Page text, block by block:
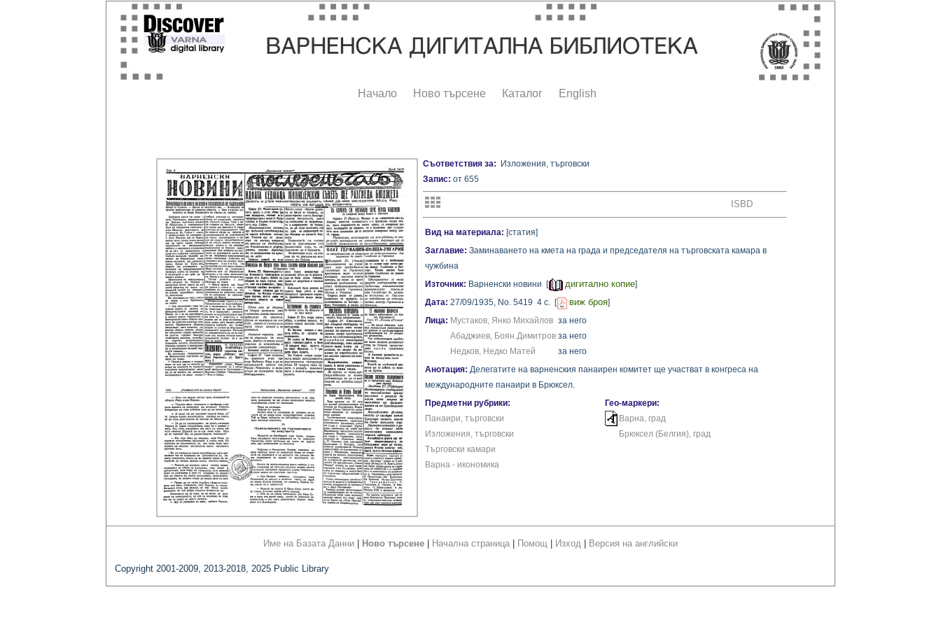
Начало Ново търсене Каталог English
Съответствия за: Изложения, търговски
Запис: от 655
ISBD
Вид на материала: [статия]
Заглавие: Заминаването на кмета на града и председателя на търговската камара в
чужбина
Източник: Варненски новини [ дигитално копие]
Дата: 27/09/1935, No. 5419 4 с. [ виж броя]
Лица: Мустаков, Янко Михайлов за него
Абаджиев, Боян Димитров за него
Недков, Недко Матей
за него
Анотация: Делегатите на варненския панаирен комитет ще участват в конгреса на
международните панаири в Брюксел.
Предметни рубрики:
Панаири, търговски
Изложения, търговски
Търговски камари
Варна - икономика
Гео-маркери:
Варна, град
Брюксел (Белгия), град
Име на Базата Данни Ново търсене Начална страница Помощ Изход Версия на английски
Copyright 2001-2009, 2013-2018, 2025 Public Library